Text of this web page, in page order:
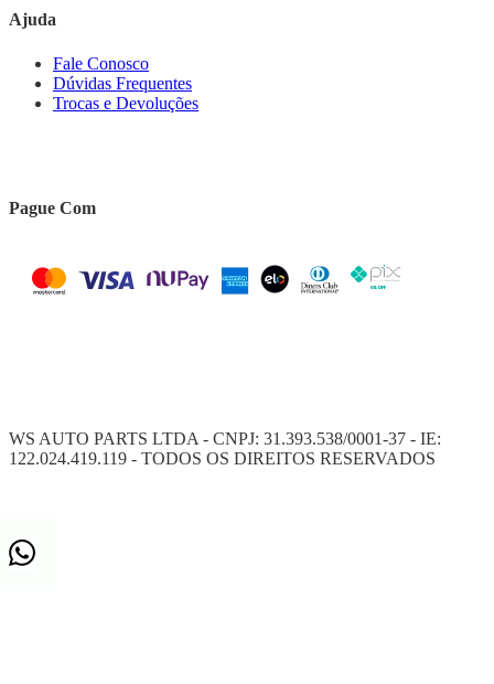
Ajuda
Fale Conosco
Dúvidas Frequentes
Trocas e Devoluções
Pague Com
WS AUTO PARTS LTDA - CNPJ: 31.393.538/0001-37 - IE:
122.024.419.119 - TODOS OS DIREITOS RESERVADOS